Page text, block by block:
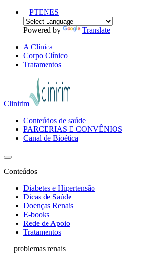
PTENES
Powered by
Translate
A Clínica
Corpo Clínico
Tratamentos
Clinirim
Conteúdos de saúde
PARCERIAS E CONVÊNIOS
Canal de Bioética
Conteúdos
Diabetes e Hipertensão
Dicas de Saúde
Doenças Renais
E-books
Rede de Apoio
Tratamentos
problemas renais